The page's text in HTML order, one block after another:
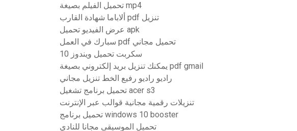
تحميل الفيلم بصيغة mp4
ألاباما شهادة القارب pdf تنزيل
عرض الفيديو تحميل apk
سبارك في العمل pdf تحميل مجاني
سكربت تحميل ويندوز 10
يمكنك تنزيل بريد إلكتروني بصيغة pdf gmail
راديو راديو رفيع الخط تنزيل مجاني
تحميل برنامج تشغيل acer s3
تنزيلات رقمية مجانية قوالب عبر الإنترنت
تحميل برنامج windows 10 booster
تحميل الموسيقى مجانا للنادي